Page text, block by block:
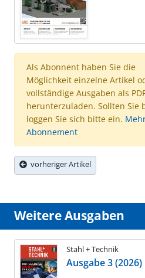
Als Abonnent haben Sie die
Möglichkeit einzelne Artikel
vollständige Ausgaben als
herunterzuladen. Sollten Sie
loggen Sie sich bitte ein.
Abonnement
vorheriger Artikel
Weitere Ausgaben
Stahl + Technik
Ausgabe 3 (2026)